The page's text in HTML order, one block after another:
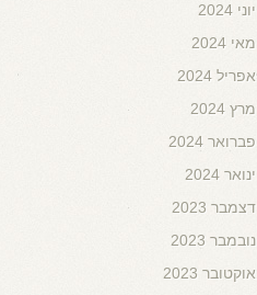
יוני 2024
מאי 2024
אפריל 2024
מרץ 2024
פברואר 2024
ינואר 2024
דצמבר 2023
נובמבר 2023
אוקטובר 2023